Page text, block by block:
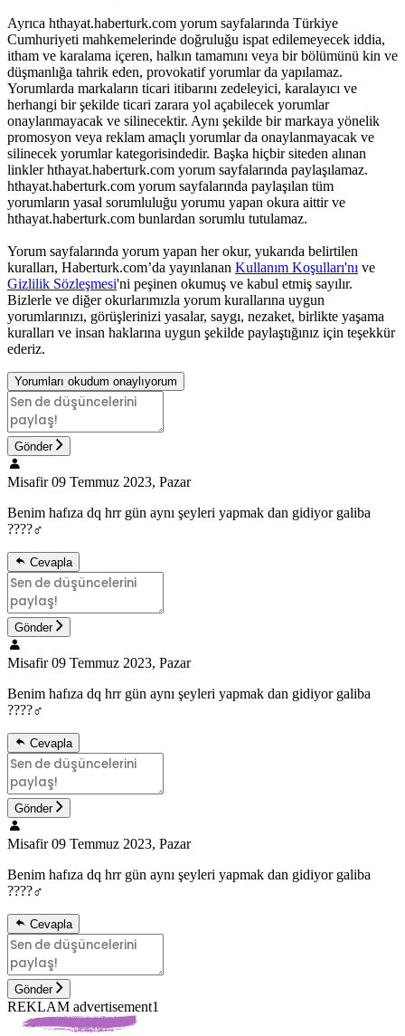
Ayrıca hthayat.haberturk.com yorum sayfalarında Türkiye
Cumhuriyeti mahkemelerinde doğruluğu ispat edilemeyecek iddia,
itham ve karalama içeren, halkın tamamını veya bir bölümünü kin ve
düşmanlığa tahrik eden, provokatif yorumlar da yapılamaz.
Yorumlarda markaların ticari itibarını zedeleyici, karalayıcı ve
herhangi bir şekilde ticari zarara yol açabilecek yorumlar
onaylanmayacak ve silinecektir. Aynı şekilde bir markaya yönelik
promosyon veya reklam amaçlı yorumlar da onaylanmayacak ve
silinecek yorumlar kategorisindedir. Başka hiçbir siteden alınan
linkler hthayat.haberturk.com yorum sayfalarında paylaşılamaz.
hthayat.haberturk.com yorum sayfalarında paylaşılan tüm
yorumların yasal sorumluluğu yorumu yapan okura aittir ve
hthayat.haberturk.com bunlardan sorumlu tutulamaz.
Yorum sayfalarında yorum yapan her okur, yukarıda belirtilen
kuralları, Haberturk.com’da yayınlanan Kullanım Koşulları'nı ve
Gizlilik Sözleşmesi'ni peşinen okumuş ve kabul etmiş sayılır.
Bizlerle ve diğer okurlarımızla yorum kurallarına uygun
yorumlarınızı, görüşlerinizi yasalar, saygı, nezaket, birlikte yaşama
kuralları ve insan haklarına uygun şekilde paylaştığınız için teşekkür
ederiz.
Yorumları okudum onaylıyorum
Gönder
Misafir 09 Temmuz 2023, Pazar
Benim hafıza dq hrr gün aynı şeyleri yapmak dan gidiyor galiba
????‍♂️
Cevapla
Gönder
Misafir 09 Temmuz 2023, Pazar
Benim hafıza dq hrr gün aynı şeyleri yapmak dan gidiyor galiba
????‍♂️
Cevapla
Gönder
Misafir 09 Temmuz 2023, Pazar
Benim hafıza dq hrr gün aynı şeyleri yapmak dan gidiyor galiba
????‍♂️
Cevapla
Gönder
REKLAM advertisement1